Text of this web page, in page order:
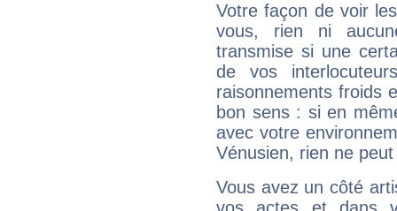
Votre façon de voir
vous, rien ni
transmise si une
de vos
raisonnements froids
bon sens : si en
avec votre
Vénusien, rien ne
Vous avez un côté